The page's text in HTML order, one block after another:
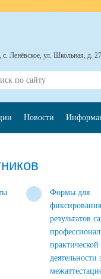
Формы для
фиксирования
результатов
практической
деятельности
с. Ленёвское, ул. Школьная, д. 27
Новости